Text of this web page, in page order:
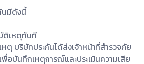
นมีดังนี้
ติเหตุทันที
ตุ บริษัทประกันได้ส่งเจ้าหน้าที่สำรวจภัย
อบันทึกเหตุการณ์และประเมินความเสีย